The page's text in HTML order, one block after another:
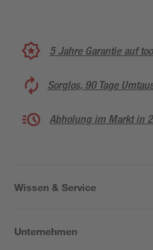
5 Jahre Garantie auf
Sorglos, 90 Tage
Abholung im Markt in
Wissen & Service
Unternehmen